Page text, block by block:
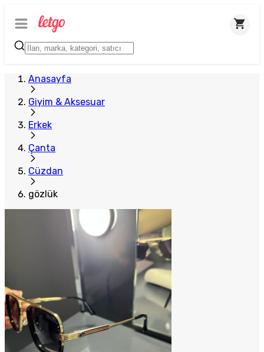
Anasayfa
Giyim & Aksesuar
Erkek
Çanta
Cüzdan
gözlük